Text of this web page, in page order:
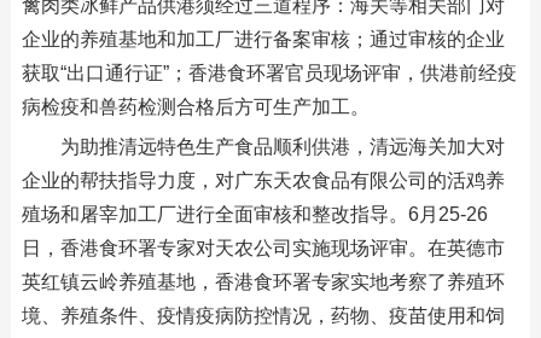
禽肉类冰鲜产品供港须经过三道程序：海关等相关部门对
企业的养殖基地和加工厂进行备案审核；通过审核的企业
获取“出口通行证”；香港食环署官员现场评审，供港前经疫
病检疫和兽药检测合格后方可生产加工。
为助推清远特色生产食品顺利供港，清远海关加大对
企业的帮扶指导力度，对广东天农食品有限公司的活鸡养
殖场和屠宰加工厂进行全面审核和整改指导。6月25-26
日，香港食环署专家对天农公司实施现场评审。在英德市
英红镇云岭养殖基地，香港食环署专家实地考察了养殖环
境、养殖条件、疫情疫病防控情况，药物、疫苗使用和饲